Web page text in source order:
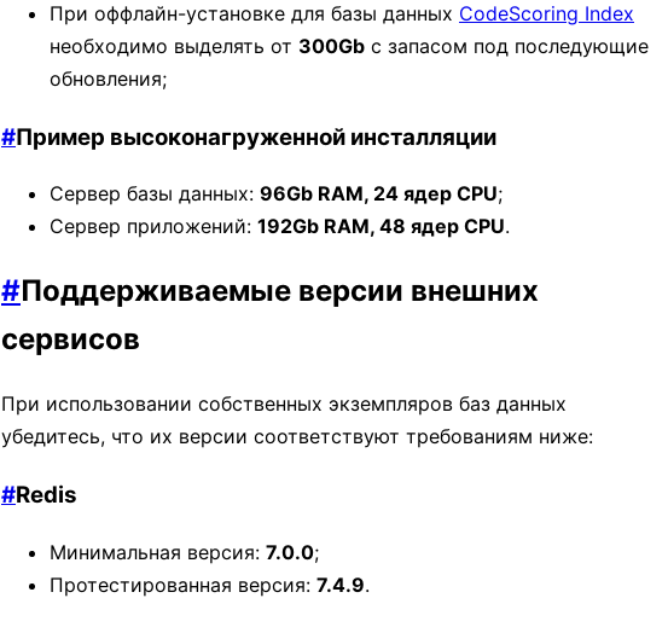
При оффлайн-установке для базы данных CodeScoring Index
необходимо выделять от 300Gb с запасом под последующие
обновления;
#Пример высоконагруженной инсталляции
Сервер базы данных: 96Gb RAM, 24 ядер CPU;
Сервер приложений: 192Gb RAM, 48 ядер CPU.
#Поддерживаемые версии внешних
сервисов
При использовании собственных экземпляров баз данных
убедитесь, что их версии соответствуют требованиям ниже:
#Redis
Минимальная версия: 7.0.0;
Протестированная версия: 7.4.9.